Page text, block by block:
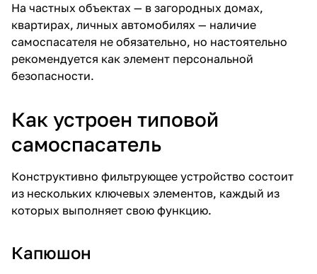
На частных объектах — в загородных домах,
квартирах, личных автомобилях — наличие
самоспасателя не обязательно, но настоятельно
рекомендуется как элемент персональной
безопасности.
Как устроен типовой
самоспасатель
Конструктивно фильтрующее устройство состоит
из нескольких ключевых элементов, каждый из
которых выполняет свою функцию.
Капюшон